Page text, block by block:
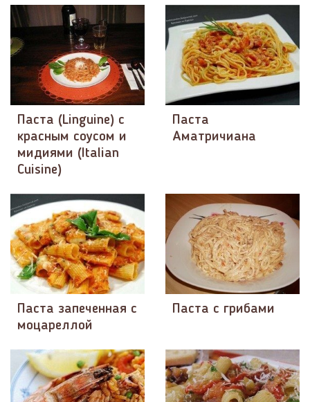
Паста (Linguine) с
красным соусом и
мидиями (Italian
Cuisine)
Паста
Аматричиана
Паста запеченная с
моцареллой
Паста с грибами